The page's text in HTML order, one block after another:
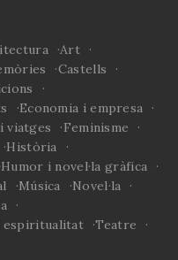
Art
Castells
Economia i empresa
viatges
Feminisme
Història
Humor i novel·la gràfica
Música
Novel·la
espiritualitat
Teatre